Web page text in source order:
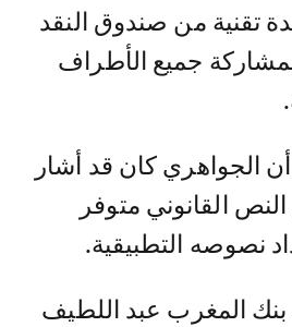
تقنية من صندوق النقد
جميع الأطراف
الجواهري كان قد أشار
القانوني متوفر
نصوصه التطبيقية.
المغرب عبد اللطيف